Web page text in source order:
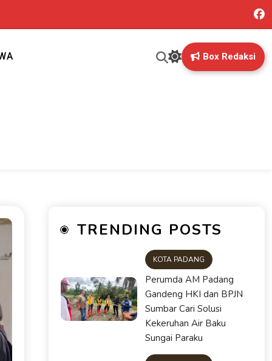
Box Redaksi
TRENDING POSTS
KOTA PADANG
Perumda AM Padang
Gandeng HKI dan BPJN
Sumbar Cari Solusi
Kekeruhan Air Baku
Sungai Paraku